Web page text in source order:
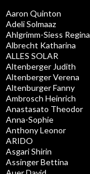
Aaron Quinton
Adeli Solmaaz
Ahlgrimm-Siess Regina
Albrecht Katharina
ALLES SOLAR
Altenberger Judith
Altenberger Verena
Altenburger Fanny
Ambrosch Heinrich
Anastasato Theodor
Anna-Sophie
Anthony Leonor
ARIDO
Asgari Shirin
Assinger Bettina